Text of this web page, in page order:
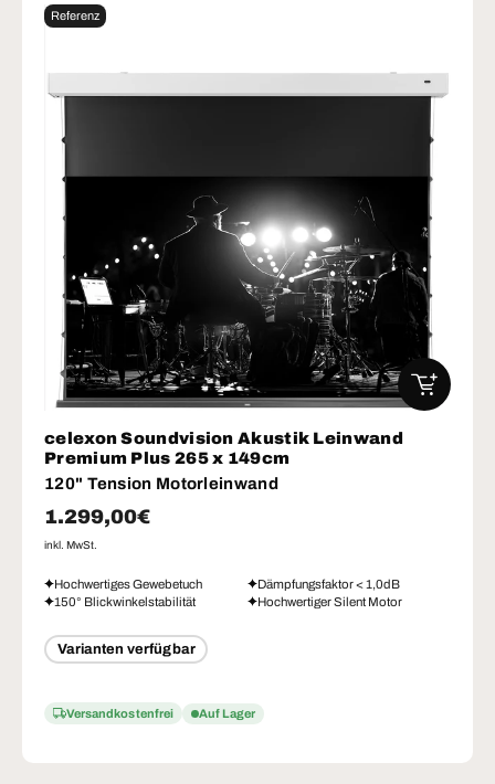
Referenz
celexon Soundvision Akustik Leinwand
Premium Plus 265 x 149cm
120" Tension Motorleinwand
Normaler Preis
1.299,00€
inkl. MwSt.
Hochwertiges Gewebetuch
Dämpfungsfaktor < 1,0dB
150° Blickwinkelstabilität
Hochwertiger Silent Motor
Varianten verfügbar
Versandkostenfrei Auf Lager
IN DEN